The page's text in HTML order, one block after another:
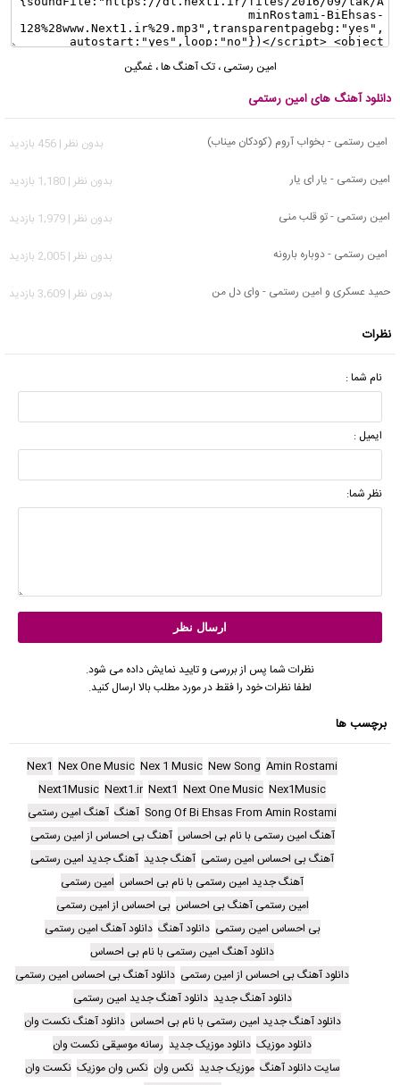
امین رستمی ،تک آهنگ ها،غمگین
دانلود آهنگ های امین رستمی
امین رستمی - بخواب آروم (کودکان میناب)
بدون نظر | 456 بازدید
امین رستمی - یار ای یار
بدون نظر | 1,180 بازدید
امین رستمی - تو قلب منی
بدون نظر | 1,979 بازدید
امین رستمی - دوباره بارونه
بدون نظر | 2,005 بازدید
حمید عسکری و امین رستمی - وای دل من
بدون نظر | 3,609 بازدید
نظرات
نام شما :
ایمیل :
نظر شما:
نظرات شما پس از بررسی و تایید نمایش داده می شود.
لطفا نظرات خود را فقط در مورد مطلب بالا ارسال کنید.
برچسب ها
Amin Rostami
New Song
Nex 1 Music
Nex One Music
Nex1
Nex1Music
Next One Music
Next1
Next1.ir
Next1Music
Song Of Bi Ehsas From Amin Rostami آهنگ آهنگ امین رستمی
آهنگ امین رستمی با نام بی احساس آهنگ بی احساس از امین رستمی
آهنگ بی احساس امین رستمی آهنگ جدید آهنگ جدید امین رستمی
آهنگ جدید امین رستمی با نام بی احساس امین رستمی
امین رستمی آهنگ بی احساس بی احساس از امین رستمی
بی احساس امین رستمی دانلود آهنگ دانلود آهنگ امین رستمی
دانلود آهنگ امین رستمی با نام بی احساس
دانلود آهنگ بی احساس از امین رستمی دانلود آهنگ بی احساس امین رستمی
دانلود آهنگ جدید دانلود آهنگ جدید امین رستمی
دانلود آهنگ جدید امین رستمی با نام بی احساس دانلود آهنگ نکست وان
دانلود موزیک دانلود موزیک جدید رسانه موسیقی نکست وان
سایت دانلود آهنگ موزیک جدید نکس وان نکس وان موزیک نکست وان